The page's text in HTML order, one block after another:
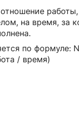
работы,
на время, за
по формуле:
/ время)